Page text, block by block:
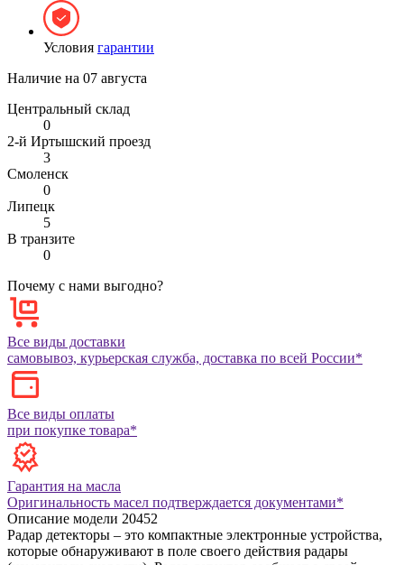
Условия гарантии
Наличие на 07 августа
Центральный склад
0
2-й Иртышский проезд
3
Смоленск
0
Липецк
5
В транзите
0
Почему с нами выгодно?
Все виды доставки
самовывоз, курьерская служба, доставка по всей России*
Все виды оплаты
при покупке товара*
Гарантия на масла
Оригинальность масел подтверждается документами*
Описание модели 20452
Радар детекторы – это компактные электронные устройства,
которые обнаруживают в поле своего действия радары